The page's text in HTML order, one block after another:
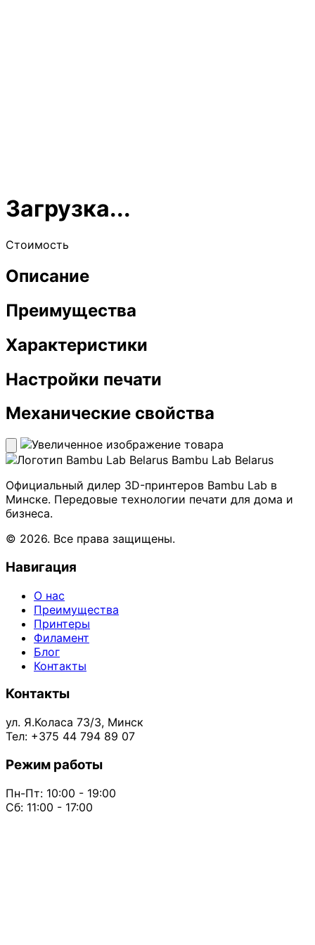
Загрузка...
Стоимость
Описание
Преимущества
Характеристики
Настройки печати
Механические свойства
Bambu Lab Belarus
Официальный дилер 3D-принтеров Bambu Lab в
Минске. Передовые технологии печати для дома и
бизнеса.
© 2026. Все права защищены.
Навигация
О нас
Преимущества
Принтеры
Филамент
Блог
Контакты
Контакты
ул. Я.Коласа 73/3, Минск
Тел: +375 44 794 89 07
Режим работы
Пн-Пт: 10:00 - 19:00
Сб: 11:00 - 17:00